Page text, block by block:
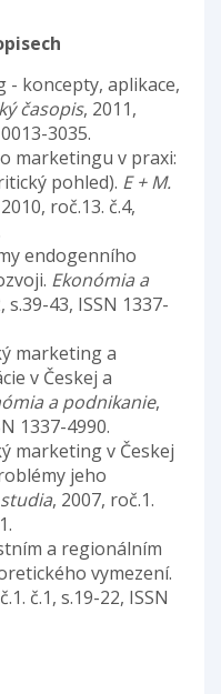
- koncepty, aplikace,
časopis, 2011,
3035.
marketingu v praxi:
pohled). E + M.
roč.13. č.4,
endogenního
Ekonómia a
s.39-43, ISSN 1337-
marketing a
v Českej a
a podnikanie,
1337-4990.
marketing v Českej
jeho
, 2007, roč.1.
a regionálním
vymezení.
č.1, s.19-22, ISSN